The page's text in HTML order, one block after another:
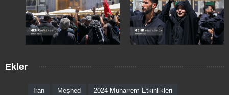
Ekler
İran Meşhed 2024 Muharrem Etkinlikleri